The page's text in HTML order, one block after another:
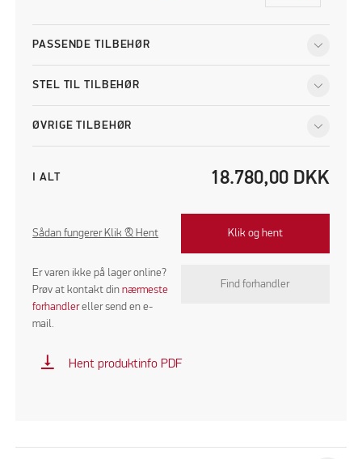
PASSENDE TILBEHØR
STEL TIL TILBEHØR
ØVRIGE TILBEHØR
I ALT 18.780,00 DKK
Sådan fungerer Klik & Hent Klik og hent
Er varen ikke på lager online?
Prøv at kontakt dinnærmeste
forhandlereller send en e-
mail.
Find forhandler
vertical_align_bottom Hent produktinfo PDF